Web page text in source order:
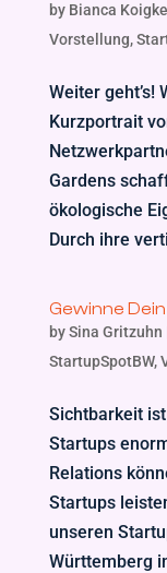
by Bianca Koigke
Vorstellung,
Weiter geht’s!
Kurzportrait
Gardens
ökologische
Durch ihre
Gewinne
bySina Gritzuhn
StartupSpotBW,
Sichtbarkeit
Startups
Relations
Startups
unseren
Württemberg